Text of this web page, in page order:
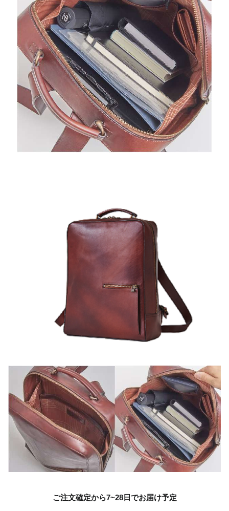
ご注文確定から7~28日でお届け予定